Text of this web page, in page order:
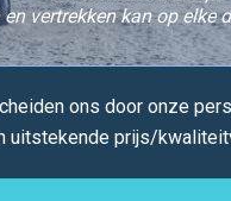
vertrekken kan op elke
ons door onze
uitstekende prijs/